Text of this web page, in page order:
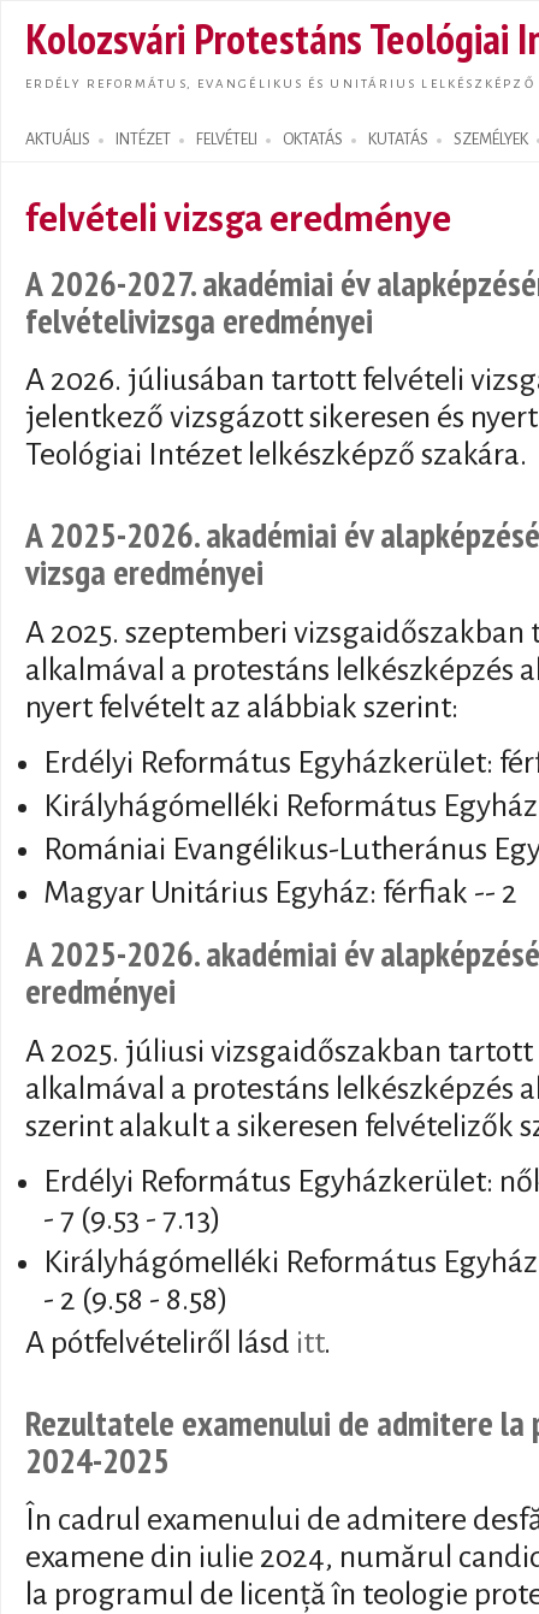
Kolozsvári Protestáns Teológiai
ERDÉLY REFORMÁTUS, EVANGÉLIKUS ÉS UNITÁRIUS LELKÉSZKÉPZŐ
AKTUÁLIS INTÉZET FELVÉTELI OKTATÁS KUTATÁS SZEMÉLYEK
Search form
felvételi vizsga eredménye
A 2026-2027. akadémiai év
felvételivizsga eredményei
A 2026. júliusában tartott felvételi
jelentkező vizsgázott sikeresen és
Teológiai Intézet lelkészképző szakára.
A 2025-2026. akadémiai év
vizsga eredményei
A 2025. szeptemberi
alkalmával a protestáns lelkészképzés
nyert felvételt az alábbiak szerint:
Erdélyi Református Egyházkerület:
Királyhágómelléki Református
Romániai Evangélikus-Lutheránus
Magyar Unitárius Egyház: férfiak -- 2
A 2025-2026. akadémiai év
eredményei
A 2025. júliusi vizsgaidőszakban
alkalmával a protestáns lelkészképzés
szerint alakult a sikeresen felvételizők
Erdélyi Református Egyházkerület:
- 7 (9.53 - 7.13)
Királyhágómelléki Református
- 2 (9.58 - 8.58)
A pótfelvételiről lásd itt.
Rezultatele examenului de admitere la
2024-2025
În cadrul examenului de admitere
examene din iulie 2024, numărul
la programul de licență în teologie